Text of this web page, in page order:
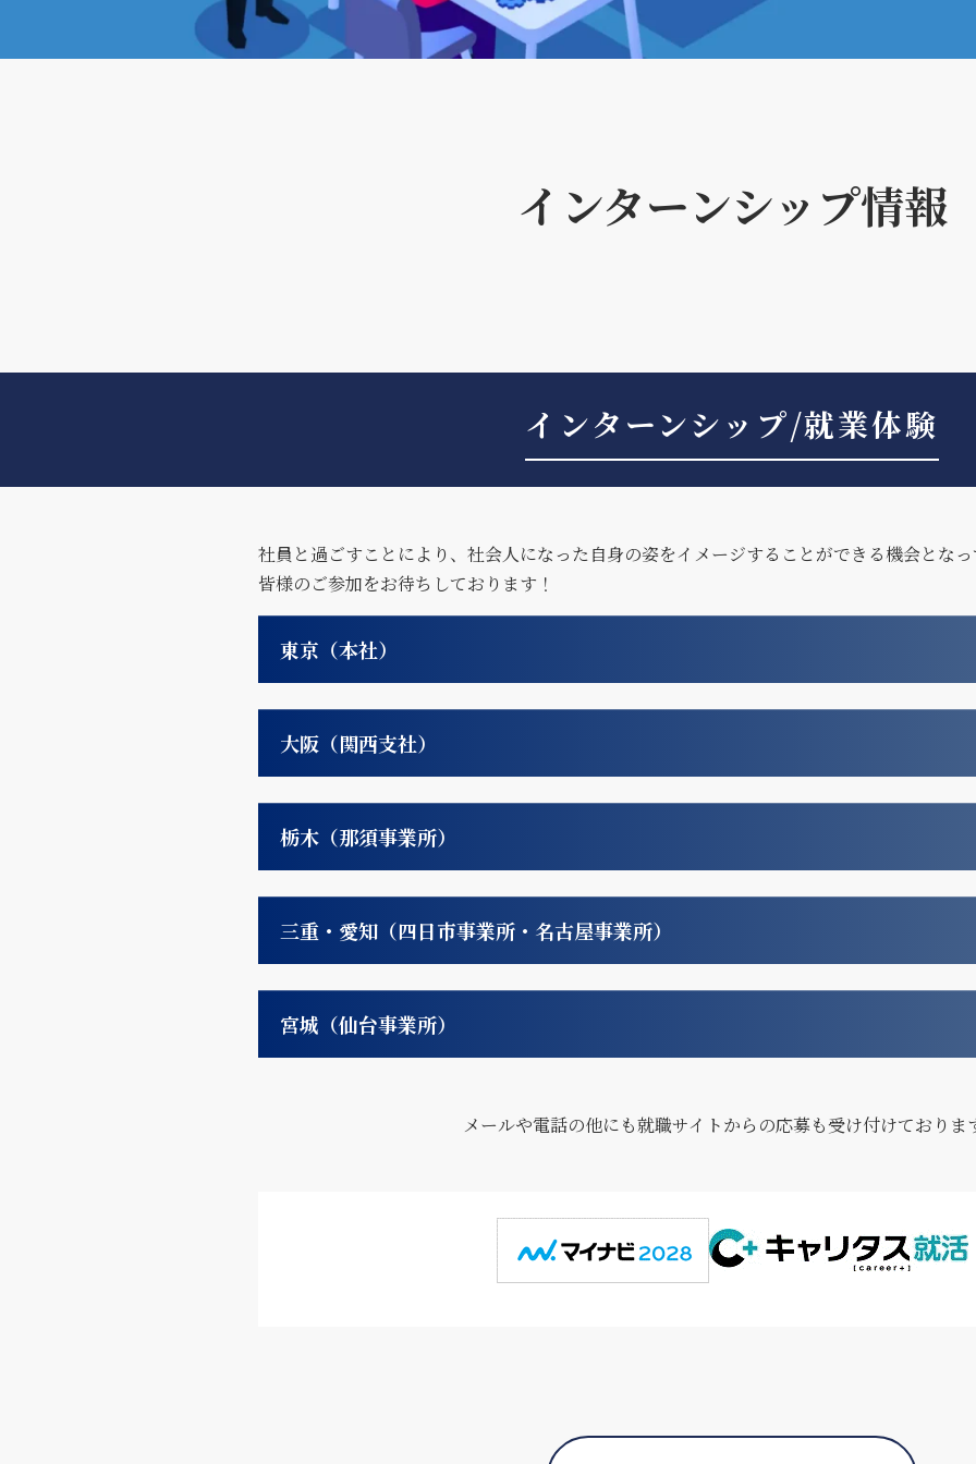
インターンシップ情報
インターンシップ/就業体験
社員と過ごすことにより、社会人になった自身の姿をイメージすることができる機会とな
皆様のご参加をお待ちしております！
東京（本社）
大阪（関西支社）
栃木（那須事業所）
三重・愛知（四日市事業所・名古屋事業所）
宮城（仙台事業所）
メールや電話の他にも就職サイトからの応募も受け付けておりま